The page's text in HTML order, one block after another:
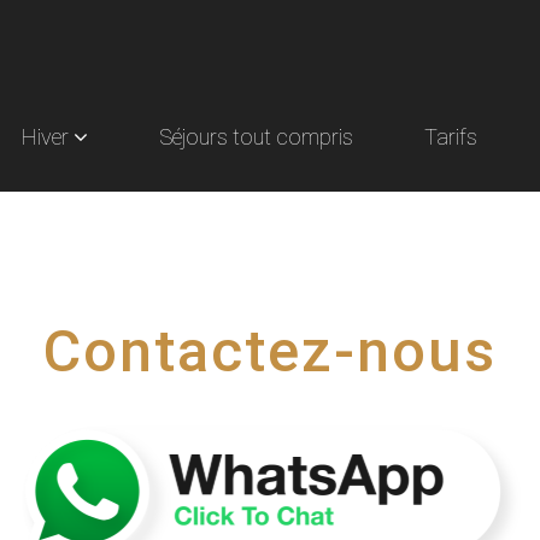
Hiver Séjours tout compris Tarifs
Contactez-nous